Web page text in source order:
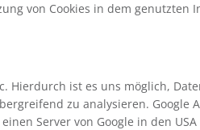
von Cookies in dem
Hierdurch ist es uns möglich,
zu analysieren. Google
Server von Google in den